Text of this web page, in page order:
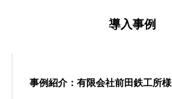
導入事例
事例紹介：有限会社前田鉄工所様